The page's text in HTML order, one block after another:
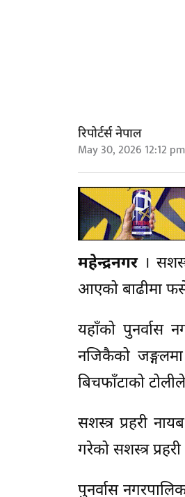
रिपोर्टर्स नेपाल
May 30, 2026 12:12 pm
महेन्द्रनगर ।
आएको बाढीमा
यहाँको पुनर्वास
नजिकैको
बिचफाँटाको
सशस्त्र प्रहरी
गरेको सशस्त्र
पुनर्वास